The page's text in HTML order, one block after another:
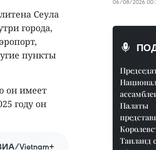
Сеула
города,
пункты
он имеет
году он
Vietnam+
06/08/2026
Палаты
Таиланд